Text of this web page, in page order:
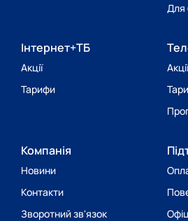
Для
Інтернет+ТБ
Акції
Тарифи
Акції
Компанія
Новини
Контакти
Зворотний зв'язок